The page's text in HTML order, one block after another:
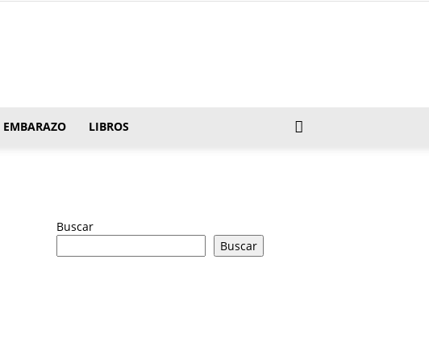
EMBARAZO LIBROS
Buscar
Buscar